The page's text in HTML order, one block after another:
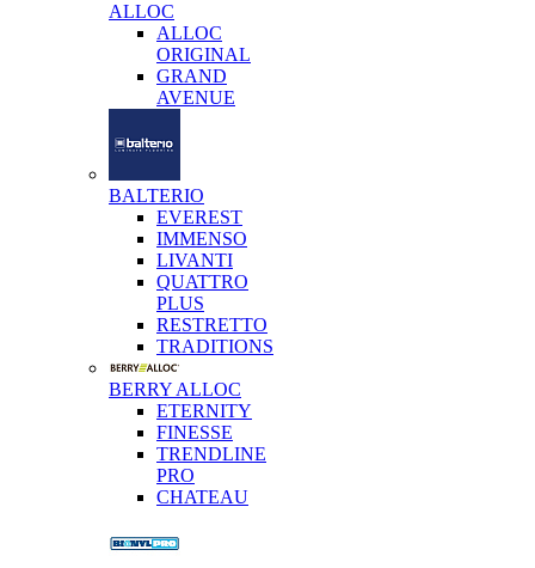
ALLOC
ALLOC
ORIGINAL
GRAND
AVENUE
BALTERIO
EVEREST
IMMENSO
LIVANTI
QUATTRO
PLUS
RESTRETTO
TRADITIONS
BERRY ALLOC
ETERNITY
FINESSE
TRENDLINE
PRO
CHATEAU